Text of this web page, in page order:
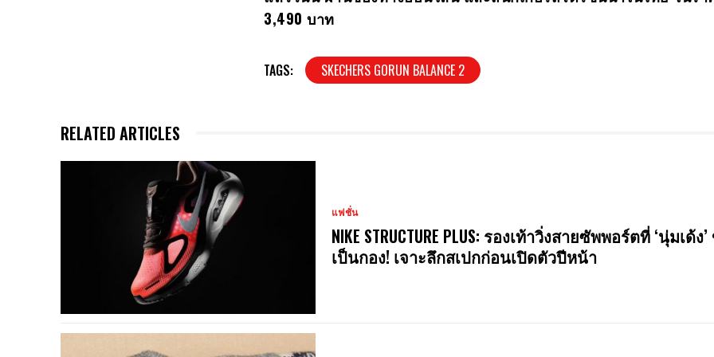
3,490 บาท
TAGS: SKECHERS GORUN BALANCE 2
RELATED ARTICLES
แฟชั่น
NIKE STRUCTURE PLUS: รองเท้าวิ่งสายซัพพอร์ตที่ ‘นุ่มเด้ง
เป็นกอง! เจาะลึกสเปกก่อนเปิดตัวปีหน้า